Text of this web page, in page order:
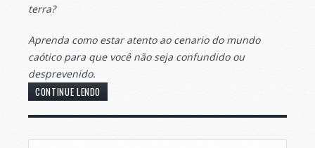
terra?
Aprenda como estar atento ao cenario do mundo
caótico para que você não seja confundido ou
desprevenido.
CONTINUE LENDO